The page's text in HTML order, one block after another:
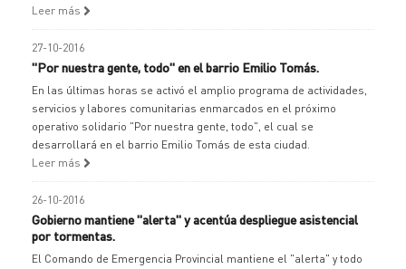
Leer más
27-10-2016
"Por nuestra gente, todo" en el barrio Emilio Tomás.
En las últimas horas se activó el amplio programa de actividades,
servicios y labores comunitarias enmarcados en el próximo
operativo solidario "Por nuestra gente, todo", el cual se
desarrollará en el barrio Emilio Tomás de esta ciudad.
Leer más
26-10-2016
Gobierno mantiene "alerta" y acentúa despliegue asistencial
por tormentas.
El Comando de Emergencia Provincial mantiene el "alerta" y todo